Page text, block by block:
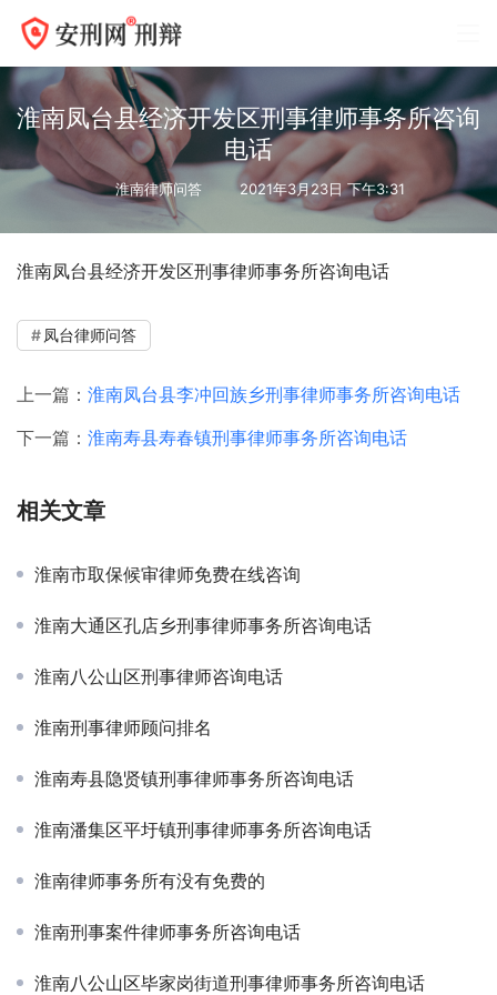
淮南凤台县经济开发区刑事律师事务所咨询
电话
淮南律师问答 2021年3月23日 下午3:31
淮南凤台县经济开发区刑事律师事务所咨询电话
凤台律师问答
上一篇： 淮南凤台县李冲回族乡刑事律师事务所咨询电话
下一篇： 淮南寿县寿春镇刑事律师事务所咨询电话
相关文章
淮南市取保候审律师免费在线咨询
淮南大通区孔店乡刑事律师事务所咨询电话
淮南八公山区刑事律师咨询电话
淮南刑事律师顾问排名
淮南寿县隐贤镇刑事律师事务所咨询电话
淮南潘集区平圩镇刑事律师事务所咨询电话
淮南律师事务所有没有免费的
淮南刑事案件律师事务所咨询电话
淮南八公山区毕家岗街道刑事律师事务所咨询电话